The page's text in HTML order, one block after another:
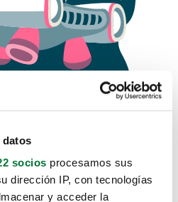
datos
socios procesamos sus
dirección IP, con tecnologías
y acceder la